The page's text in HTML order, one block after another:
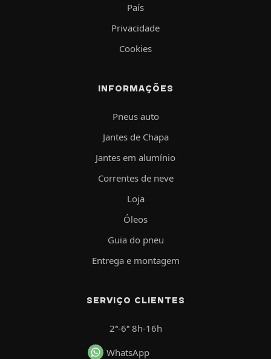
País
Privacidade
Cookies
INFORMAÇÕES
Pneus auto
Jantes de Chapa
Jantes em alumínio
Correntes de neve
Loja
Óleos
Guia do pneu
Entrega e montagem
SERVIÇO CLIENTES
2ª-6ª 8h-16h
WhatsApp